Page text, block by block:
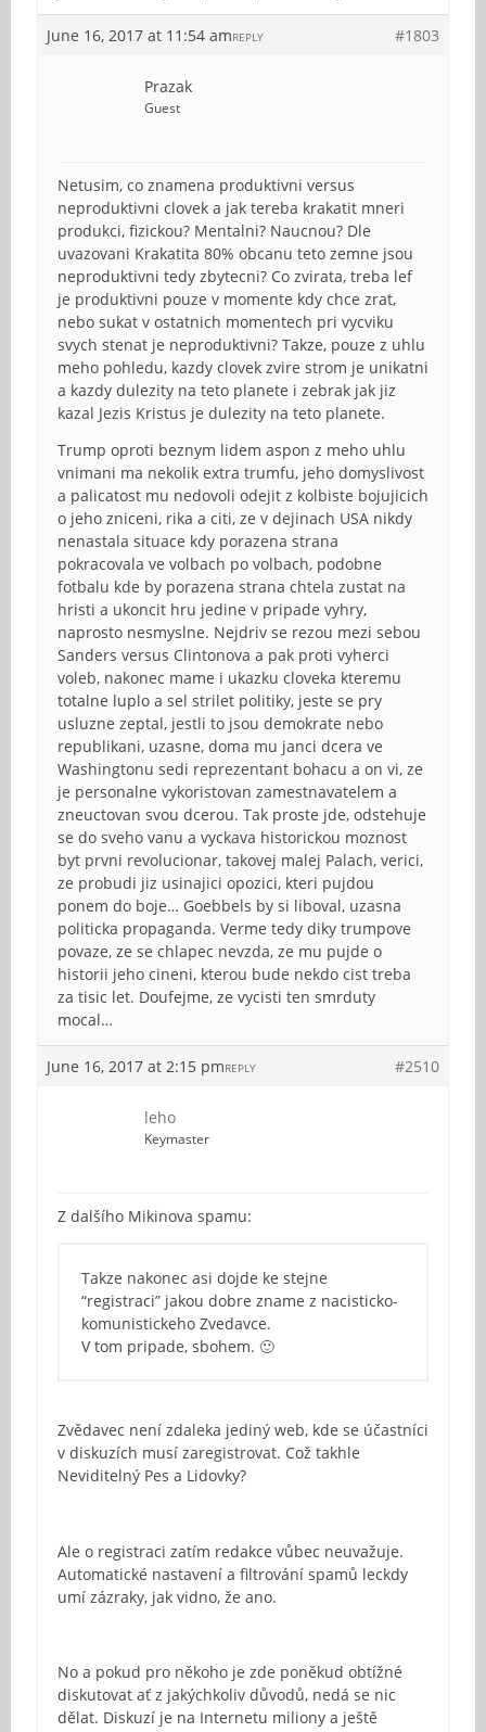
June 16, 2017 at 11:54 am #1803
REPLY
Prazak
Guest
Netusim, co znamena produktivni versus
neproduktivni clovek a jak tereba krakatit mneri
produkci, fizickou? Mentalni? Naucnou? Dle
uvazovani Krakatita 80% obcanu teto zemne jsou
neproduktivni tedy zbytecni? Co zvirata, treba lef
je produktivni pouze v momente kdy chce zrat,
nebo sukat v ostatnich momentech pri vycviku
svych stenat je neproduktivni? Takze, pouze z uhlu
meho pohledu, kazdy clovek zvire strom je unikatni
a kazdy dulezity na teto planete i zebrak jak jiz
kazal Jezis Kristus je dulezity na teto planete.
Trump oproti beznym lidem aspon z meho uhlu
vnimani ma nekolik extra trumfu, jeho domyslivost
a palicatost mu nedovoli odejit z kolbiste bojujicich
o jeho zniceni, rika a citi, ze v dejinach USA nikdy
nenastala situace kdy porazena strana
pokracovala ve volbach po volbach, podobne
fotbalu kde by porazena strana chtela zustat na
hristi a ukoncit hru jedine v pripade vyhry,
naprosto nesmyslne. Nejdriv se rezou mezi sebou
Sanders versus Clintonova a pak proti vyherci
voleb, nakonec mame i ukazku cloveka kteremu
totalne luplo a sel strilet politiky, jeste se pry
usluzne zeptal, jestli to jsou demokrate nebo
republikani, uzasne, doma mu janci dcera ve
Washingtonu sedi reprezentant bohacu a on vi, ze
je personalne vykoristovan zamestnavatelem a
zneuctovan svou dcerou. Tak proste jde, odstehuje
se do sveho vanu a vyckava historickou moznost
byt prvni revolucionar, takovej malej Palach, verici,
ze probudi jiz usinajici opozici, kteri pujdou
ponem do boje… Goebbels by si liboval, uzasna
politicka propaganda. Verme tedy diky trumpove
povaze, ze se chlapec nevzda, ze mu pujde o
historii jeho cineni, kterou bude nekdo cist treba
za tisic let. Doufejme, ze vycisti ten smrduty
mocal…
June 16, 2017 at 2:15 pm #2510
REPLY
leho
Keymaster
Z dalšího Mikinova spamu:
Takze nakonec asi dojde ke stejne
“registraci” jakou dobre zname z nacisticko-
komunistickeho Zvedavce.
V tom pripade, sbohem. 🙂
Zvědavec není zdaleka jediný web, kde se účastníci
v diskuzích musí zaregistrovat. Což takhle
Neviditelný Pes a Lidovky?
Ale o registraci zatím redakce vůbec neuvažuje.
Automatické nastavení a filtrování spamů leckdy
umí zázraky, jak vidno, že ano.
No a pokud pro někoho je zde poněkud obtížné
diskutovat ať z jakýchkoliv důvodů, nedá se nic
dělat. Diskuzí je na Internetu miliony a ještě